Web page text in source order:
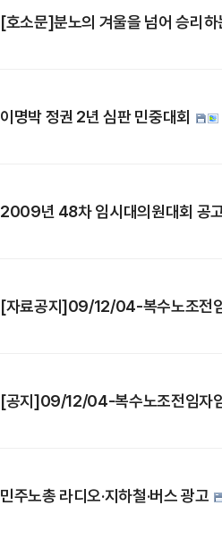
[호소문]분노의 겨울을 넘어 승리
이명박 정권 2년 심판 민중대회
2009년 48차 임시대의원대회 공
[자료공지]09/12/04-복수노조전
[공지]09/12/04-복수노조전임자
민주노총 라디오·지하철·버스 광고